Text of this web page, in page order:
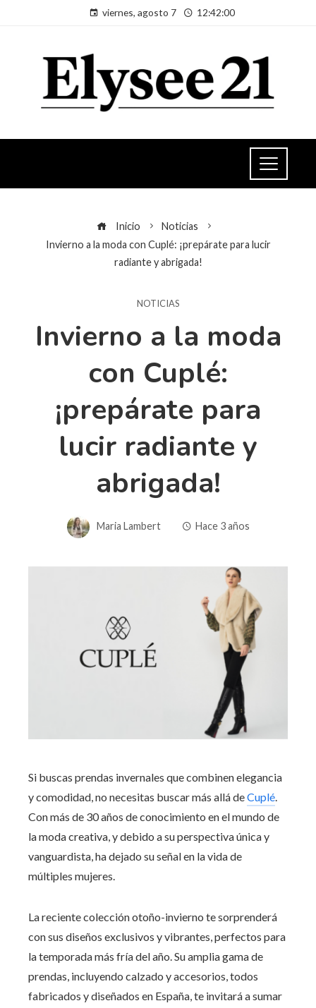
viernes, agosto 7 12:42:00
Inicio
Noticias
Invierno a la moda con Cuplé: ¡prepárate para lucir
radiante y abrigada!
NOTICIAS
Invierno a la moda
con Cuplé:
¡prepárate para
lucir radiante y
abrigada!
Maria Lambert Hace 3 años
Si buscas prendas invernales que combinen elegancia
y comodidad, no necesitas buscar más allá deCuplé.
Con más de 30 años de conocimiento en el mundo de
la moda creativa, y debido a su perspectiva única y
vanguardista, ha dejado su señal en la vida de
múltiples mujeres.
La reciente colección otoño-invierno te sorprenderá
con sus diseños exclusivos y vibrantes, perfectos para
la temporada más fría del año. Su amplia gama de
prendas, incluyendo calzado y accesorios, todos
fabricados y diseñados en España, te invitará a sumar